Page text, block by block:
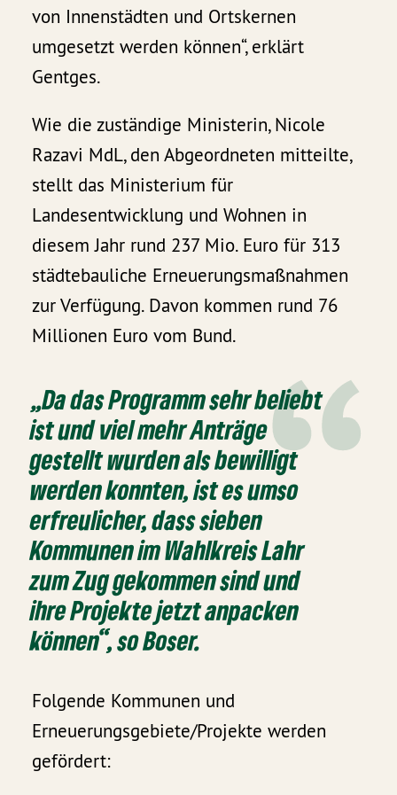
von Innenstädten und Ortskernen
umgesetzt werden können“, erklärt
Gentges.
Wie die zuständige Ministerin, Nicole
Razavi MdL, den Abgeordneten mitteilte,
stellt das Ministerium für
Landesentwicklung und Wohnen in
diesem Jahr rund 237 Mio. Euro für 313
städtebauliche Erneuerungsmaßnahmen
zur Verfügung. Davon kommen rund 76
Millionen Euro vom Bund.
„Da das Programm sehr beliebt
ist und viel mehr Anträge
gestellt wurden als bewilligt
werden konnten, ist es umso
erfreulicher, dass sieben
Kommunen im Wahlkreis Lahr
zum Zug gekommen sind und
ihre Projekte jetzt anpacken
können“, so Boser.
Folgende Kommunen und
Erneuerungsgebiete/Projekte werden
gefördert: